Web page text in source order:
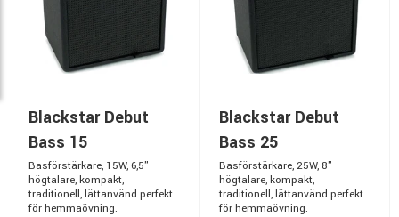
Blackstar Debut
Bass 15
Basförstärkare, 15W, 6,5"
högtalare, kompakt,
traditionell, lättanvänd perfekt
för hemmaövning.
Blackstar Debut
Bass 25
Basförstärkare, 25W, 8"
högtalare, kompakt,
traditionell, lättanvänd perfekt
för hemmaövning.